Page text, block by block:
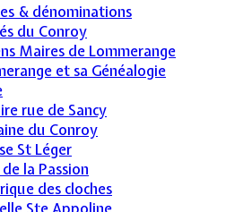
& dénominations
du Conroy
Maires de Lommerange
et sa Généalogie
rue de Sancy
du Conroy
St Léger
la Passion
des cloches